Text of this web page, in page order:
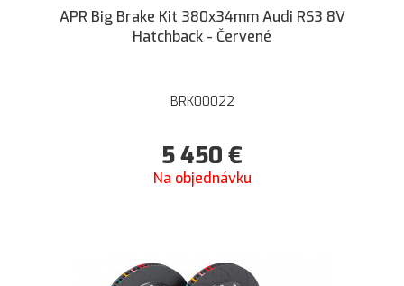
APR Big Brake Kit 380x34mm Audi RS3 8V
Hatchback - Červené
BRK00022
5 450 €
Na objednávku